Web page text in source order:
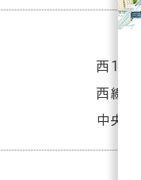
西１５
西線
中央